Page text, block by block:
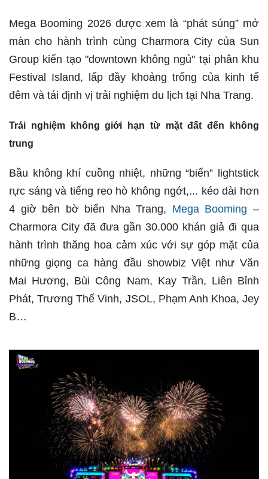
Mega Booming 2026 được xem là “phát súng” mở
màn cho hành trình cùng Charmora City của Sun
Group kiến tạo "downtown không ngủ" tại phân khu
Festival Island, lấp đầy khoảng trống của kinh tế
đêm và tái định vị trải nghiệm du lịch tại Nha Trang.
Trải nghiệm không giới hạn từ mặt đất đến không
trung
Bầu không khí cuồng nhiệt, những “biển” lightstick
rực sáng và tiếng reo hò không ngớt,... kéo dài hơn
4 giờ bên bờ biển Nha Trang, Mega Booming –
Charmora City đã đưa gần 30.000 khán giả đi qua
hành trình thăng hoa cảm xúc với sự góp mặt của
những giọng ca hàng đầu showbiz Việt như Văn
Mai Hương, Bùi Công Nam, Kay Trần, Liên Bỉnh
Phát, Trương Thế Vinh, JSOL, Phạm Anh Khoa, Jey
B…